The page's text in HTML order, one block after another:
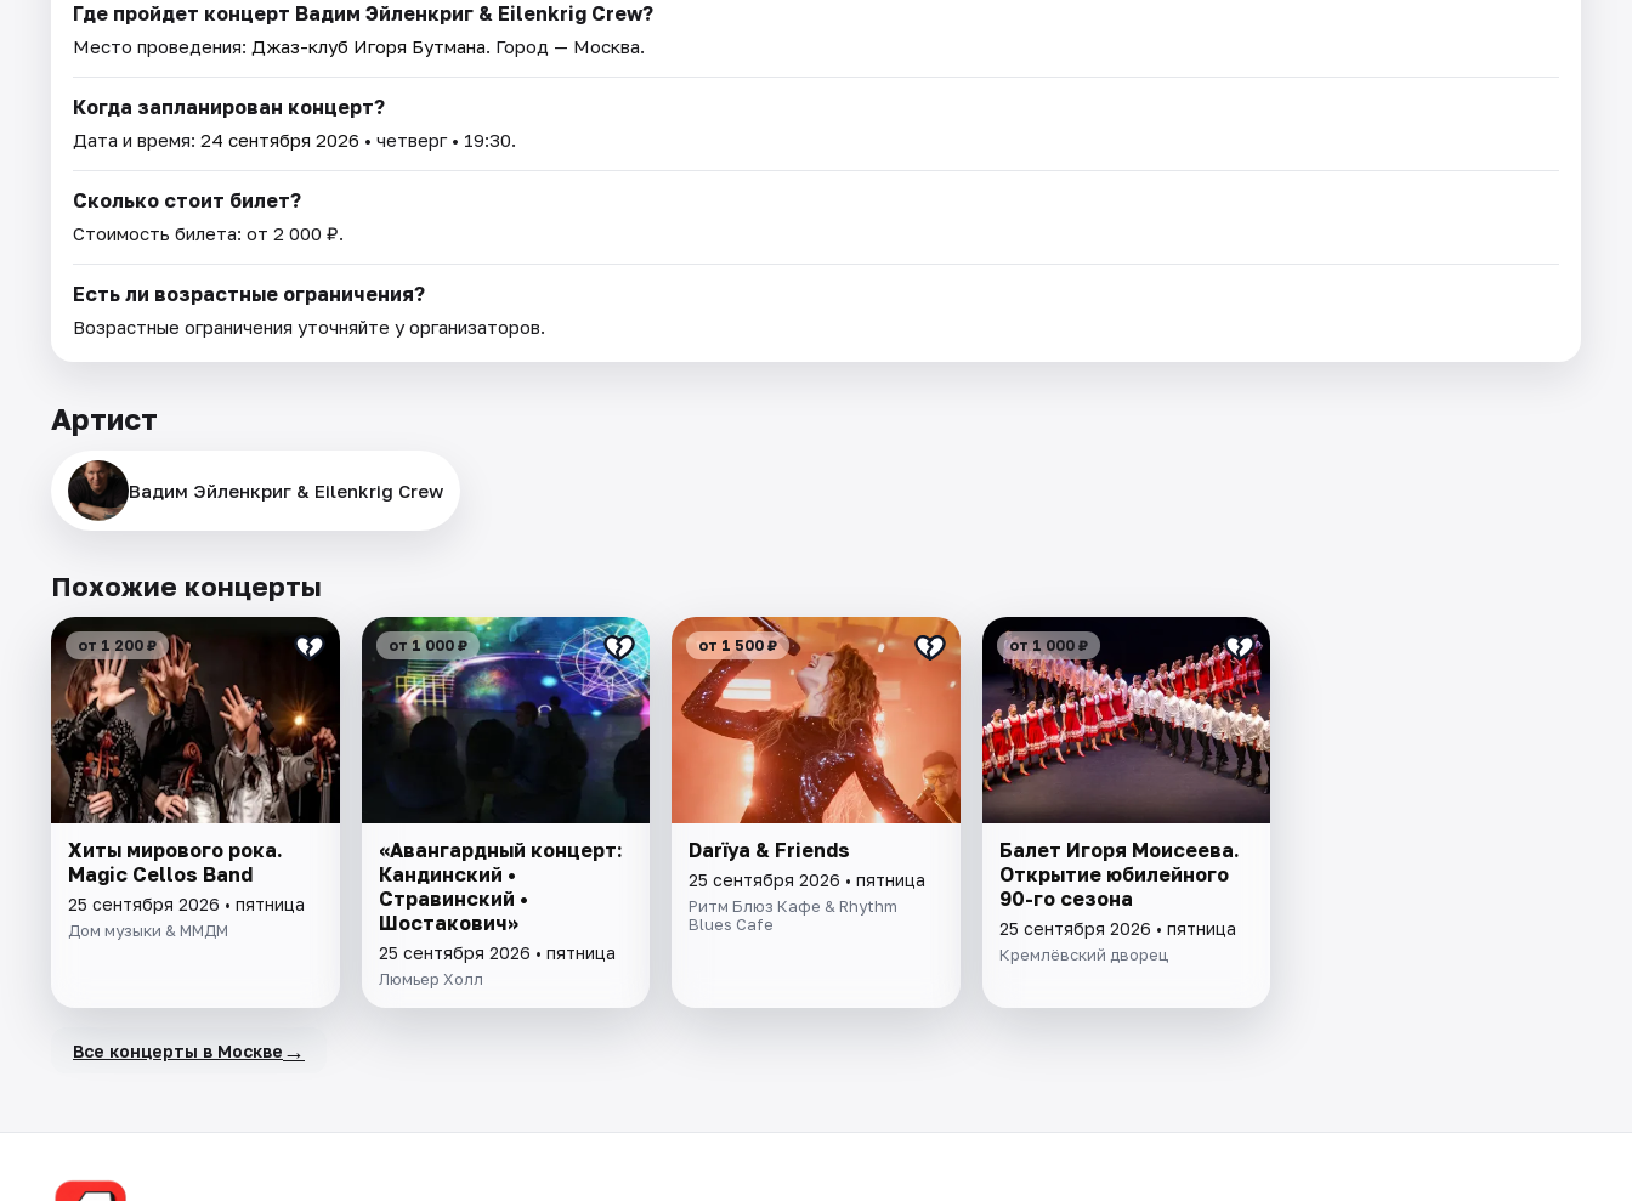
Где пройдет концерт Вадим Эйленкриг & Eilenkrig Crew?
Место проведения: Джаз-клуб Игоря Бутмана. Город — Москва.
Когда запланирован концерт?
Дата и время: 24 сентября 2026 • четверг • 19:30.
Сколько стоит билет?
Стоимость билета: от 2 000 ₽.
Есть ли возрастные ограничения?
Возрастные ограничения уточняйте у организаторов.
Артист
Вадим Эйленкриг & Eilenkrig Crew
Похожие концерты
от 1 200 ₽
Хиты мирового рока.
Magic Cellos Band
25 сентября 2026 • пятница
Дом музыки & ММДМ
от 1 000 ₽
«Авангардный концерт:
Кандинский •
Стравинский •
Шостакович»
25 сентября 2026 • пятница
Люмьер Холл
от 1 500 ₽
Darïya & Friends
25 сентября 2026 • пятница
Ритм Блюз Кафе & Rhythm
Blues Cafe
от 1 000 ₽
Балет Игоря Моисеева.
Открытие юбилейного
90-го сезона
25 сентября 2026 • пятница
Кремлёвский дворец
Все концерты в Москве →